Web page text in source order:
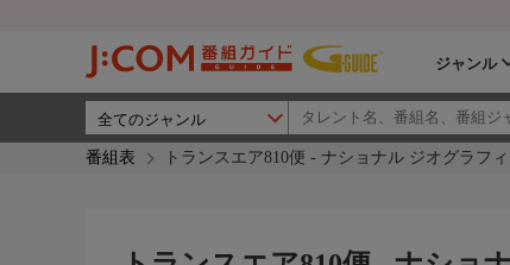
ジャンル
番組表 トランスエア810便 - ナショナル ジオグラフ